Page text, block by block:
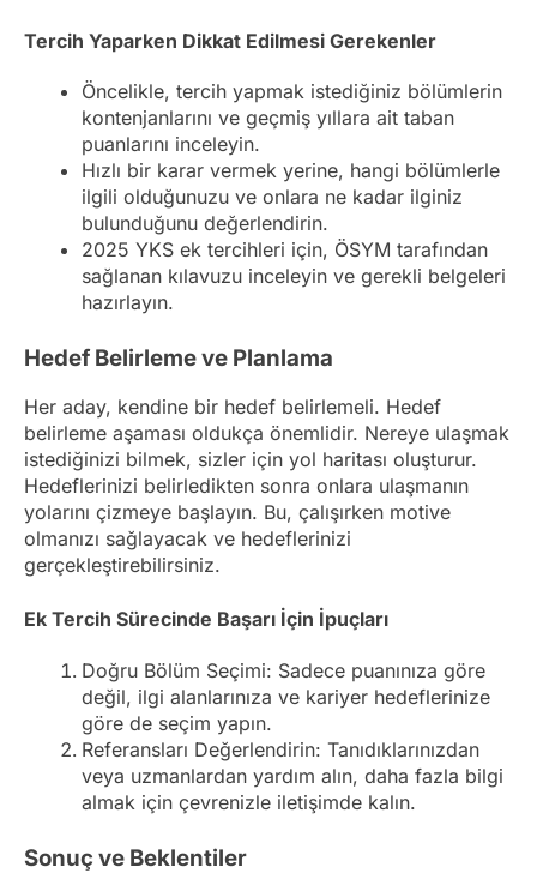
Tercih Yaparken Dikkat Edilmesi Gerekenler
Öncelikle, tercih yapmak istediğiniz bölümlerin
kontenjanlarını ve geçmiş yıllara ait taban
puanlarını inceleyin.
Hızlı bir karar vermek yerine, hangi bölümlerle
ilgili olduğunuzu ve onlara ne kadar ilginiz
bulunduğunu değerlendirin.
2025 YKS ek tercihleri için, ÖSYM tarafından
sağlanan kılavuzu inceleyin ve gerekli belgeleri
hazırlayın.
Hedef Belirleme ve Planlama
Her aday, kendine bir hedef belirlemeli. Hedef
belirleme aşaması oldukça önemlidir. Nereye ulaşmak
istediğinizi bilmek, sizler için yol haritası oluşturur.
Hedeflerinizi belirledikten sonra onlara ulaşmanın
yolarını çizmeye başlayın. Bu, çalışırken motive
olmanızı sağlayacak ve hedeflerinizi
gerçekleştirebilirsiniz.
Ek Tercih Sürecinde Başarı İçin İpuçları
Doğru Bölüm Seçimi: Sadece puanınıza göre
değil, ilgi alanlarınıza ve kariyer hedeflerinize
göre de seçim yapın.
Referansları Değerlendirin: Tanıdıklarınızdan
veya uzmanlardan yardım alın, daha fazla bilgi
almak için çevrenizle iletişimde kalın.
Sonuç ve Beklentiler